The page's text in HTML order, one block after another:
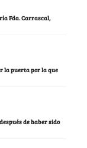
Fda. Carrascal,
la puerta por la que
de haber sido